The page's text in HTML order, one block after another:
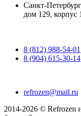
Санкт-
дом 129,
8 (812) 988-54-01
8 (904) 615-30-14
refrozen@mail.ru
2014-2026 © Refrozen